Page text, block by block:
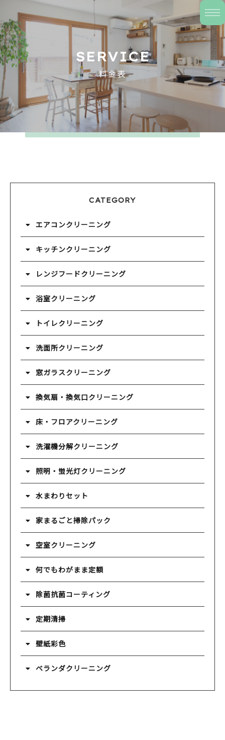
SERVICE
料金表
CATEGORY
エアコンクリーニング
キッチンクリーニング
レンジフードクリーニング
浴室クリーニング
トイレクリーニング
洗面所クリーニング
窓ガラスクリーニング
換気扇・換気口クリーニング
床・フロアクリーニング
洗濯機分解クリーニング
照明・蛍光灯クリーニング
水まわりセット
家まるごと掃除パック
空室クリーニング
何でもわがまま定額
除菌抗菌コーティング
定期清掃
壁紙彩色
ベランダクリーニング